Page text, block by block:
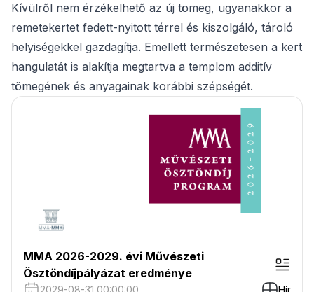
Kívülről nem érzékelhető az új tömeg, ugyanakkor a
remetekertet fedett-nyitott térrel és kiszolgáló, tároló
helyiségekkel gazdagítja. Emellett természetesen a kert
hangulatát is alakítja megtartva a templom additív
tömegének és anyagainak korábbi szépségét.
MMA 2026-2029. évi Művészeti
Ösztöndíjpályázat eredménye
2029-08-31 00:00:00 Hír